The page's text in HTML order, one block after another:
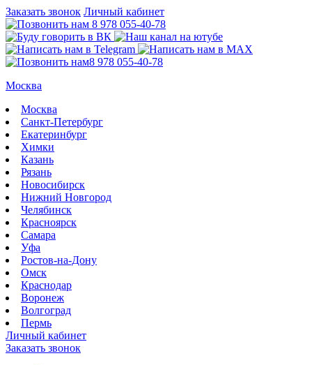
Заказать звонок Личный кабинет
8 978 055-40-78
8 978 055-40-78
Москва
Москва
Санкт-Петербург
Екатеринбург
Химки
Казань
Рязань
Новосибирск
Нижний Новгород
Челябинск
Красноярск
Самара
Уфа
Ростов-на-Дону
Омск
Краснодар
Воронеж
Волгоград
Пермь
Личный кабинет
Заказать звонок